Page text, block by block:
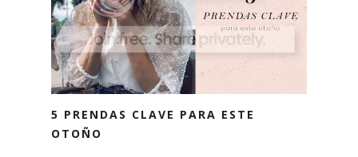
5 PRENDAS CLAVE PARA ESTE
OTOÑO